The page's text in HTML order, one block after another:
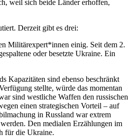
weil sich beide Länder erhoffen,
Derzeit gibt es drei:
Militärexpert*innen einig. Seit dem 2.
oder besetzte Ukraine. Ein
Kapazitäten sind ebenso beschränkt
stellte, würde das momentan
sind westliche Waffen den russischen
einen strategischen Vorteil – auf
in Russland war extrem
Den medialen Erzählungen im
für die Ukraine.